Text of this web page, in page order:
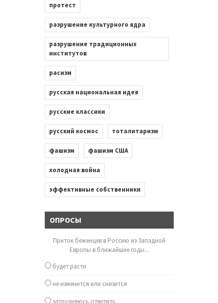
протест
разрушение культурного ядра
разрушение традиционных
институтов
расизм
русская национальная идея
русские классики
русский космос тоталитаризм
фашизм фашизм США
холодная война
эффективные собственники
ОПРОСЫ
Приток беженцев в Россию из Западной
Европы в ближайшие годы...
будет расти
не изменится или снизится
затрудняюсь ответить